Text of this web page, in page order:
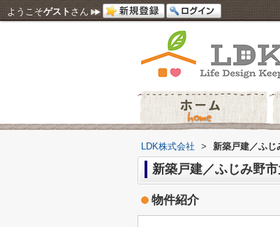
ようこそゲスト さん
LDK株式会社 > 新築戸建／ふじ
新築戸建／ふじみ野
物件紹介